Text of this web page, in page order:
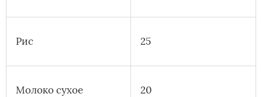
Рис 25
Молоко сухое 20